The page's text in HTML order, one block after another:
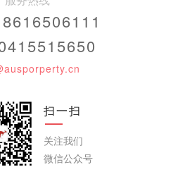
扫一扫
关注我们
微信公众号